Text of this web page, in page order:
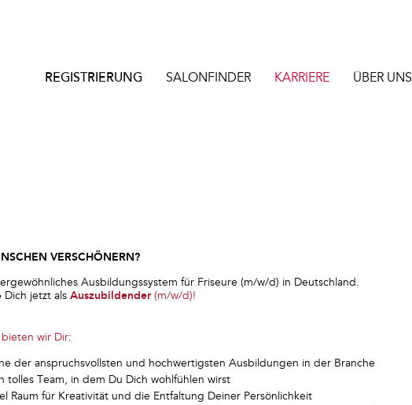
REGISTRIERUNG SALONFINDER KARRIERE ÜBER UNS
VERSCHÖNERN?
Ausbildungssystem für Friseure (m/w/d) in Deutschland.
jetzt als Auszubildender(m/w/d)!
bieten wir Dir:
der anspruchsvollsten und hochwertigsten Ausbildungen in der Branche
tolles Team, in dem Du Dich wohlfühlen wirst
Raum für Kreativität und die Entfaltung Deiner Persönlichkeit